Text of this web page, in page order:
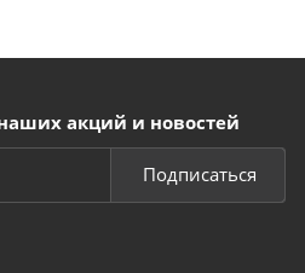
акций и новостей
Подписаться